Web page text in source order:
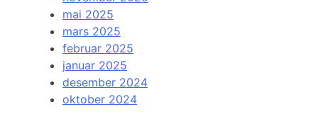
mai 2025
mars 2025
februar 2025
januar 2025
desember 2024
oktober 2024